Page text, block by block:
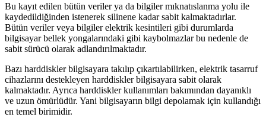
Bu kayıt edilen bütün veriler ya da bilgiler mıknatıslanma yolu ile
kaydedildiğinden istenerek silinene kadar sabit kalmaktadırlar.
Bütün veriler veya bilgiler elektrik kesintileri gibi durumlarda
bilgisayar bellek yongalarındaki gibi kaybolmazlar bu nedenle de
sabit sürücü olarak adlandırılmaktadır.
Bazı harddiskler bilgisayara takılıp çıkartılabilirken, elektrik tasarruf
cihazlarını destekleyen harddiskler bilgisayara sabit olarak
kalmaktadır. Ayrıca harddiskler kullanımları bakımından dayanıklı
ve uzun ömürlüdür. Yani bilgisayarın bilgi depolamak için kullandığı
en temel birimidir.